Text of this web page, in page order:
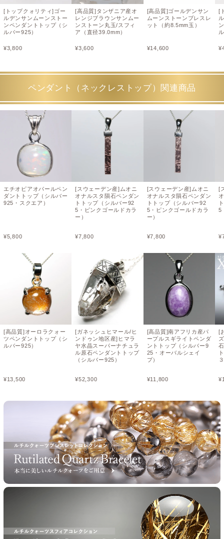
[トップクォリティ]ゴー
ルデンサンムーンストー
ンペンダントトップ（シ
ルバー925）
¥3,800
[高品質]タンザニア産オ
レンジブラウンサンムー
ンストーン丸玉/スフィ
ア（直径39.0mm）
¥3,600
[高品質]ゴールデンサン
ムーンストーンブレスレ
ット（約8.5mm玉）
¥14,600
[
¥
ペンダント（ネックレストップ）関連商品
エチオピアオパールペン
ダントトップ（シルバー
925・スクエア）
¥5,800
[高品質]オーロラクォー
ツペンダントトップ（シ
ルバー925）
¥13,500
[スウェーデン産]ムオニ
オナルスタ隕石ペンダン
トトップ（シルバー92
5・ピンクゴールドカラ
ー）
¥7,800
[ガネッシュヒマール/ヒ
ンドゥン地区産]ヒマラ
ヤ水晶スーパーナチュラ
ル原石ペンダントトップ
（シルバー925）
¥52,300
[スウェーデン産]ムオニ
オナルスタ隕石ペンダン
トトップ（シルバー92
5・ピンクゴールドカラ
ー）
¥7,800
[高品質]南アフリカ産パ
ープルスギライトペンダ
ントトップ（シルバー9
25・オーバルシェイ
プ）
¥11,800
[
5
¥
[
¥